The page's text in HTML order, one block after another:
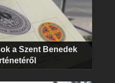
a Szent Benedek